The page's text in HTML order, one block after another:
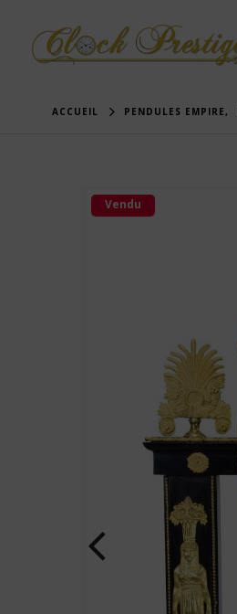
ACCUEIL PENDULES EMPIRE,
Vendu